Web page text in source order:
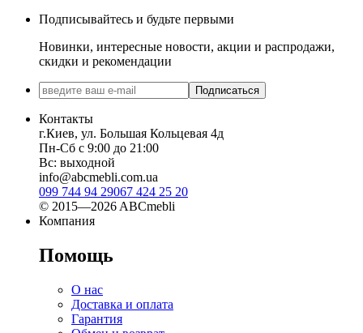
Подписывайтесь и будьте первыми
Новинки, интересные новости, акции и распродажи,
скидки и рекомендации
Подписаться
Контакты
г.Киев, ул. Большая Кольцевая 4д
Пн-Сб с 9:00 до 21:00
Вс: выходной
info@abcmebli.com.ua
099 744 94 29067 424 25 20
© 2015—2026 ABCmebli
Компания
Помощь
О нас
Доставка и оплата
Гарантия